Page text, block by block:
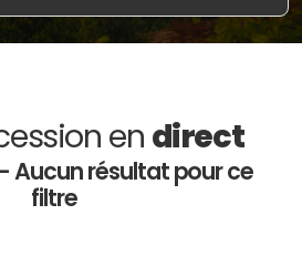
en direct
Aucun résultat pour ce
filtre